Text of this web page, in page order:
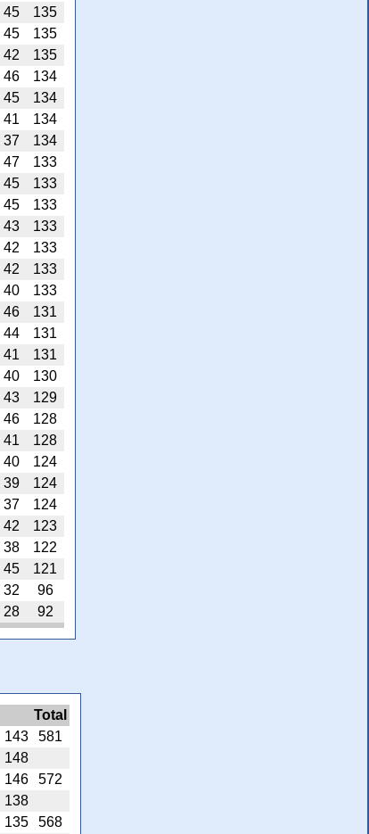
45
135
45
135
42
135
46
134
45
134
41
134
37
134
47
133
45
133
45
133
43
133
42
133
42
133
40
133
46
131
44
131
41
131
40
130
43
129
46
128
41
128
40
124
39
124
37
124
42
123
38
122
45
121
32
96
28 92
Total
143
581
148
146
572
138
135
568